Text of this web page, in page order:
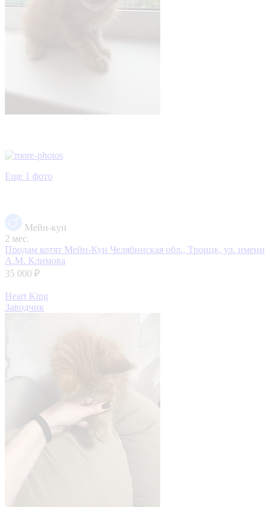
Еще 1 фото
Мейн-кун
2 мес.
Продам котят Мейн-Кун Челябинская обл., Троицк, ул. имени
А.М. Климова
35 000 ₽
Heart King
Заводчик